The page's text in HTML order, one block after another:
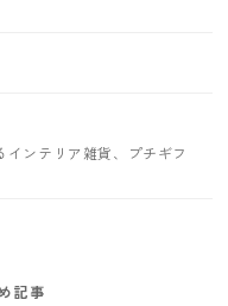
ンテリア雑貨、プチギフ
記事